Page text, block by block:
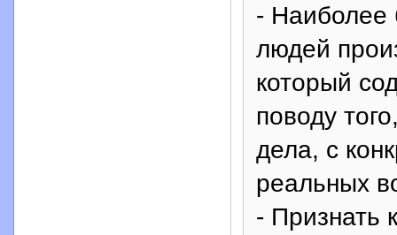
- Наиболее
людей
который
поводу
дела, с
реальных
- Признать